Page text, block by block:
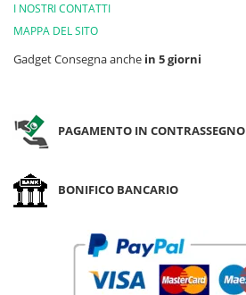
I NOSTRI CONTATTI
MAPPA DEL SITO
Gadget Consegna anche in 5 giorni
PAGAMENTO IN CONTRASSEGNO
BONIFICO BANCARIO